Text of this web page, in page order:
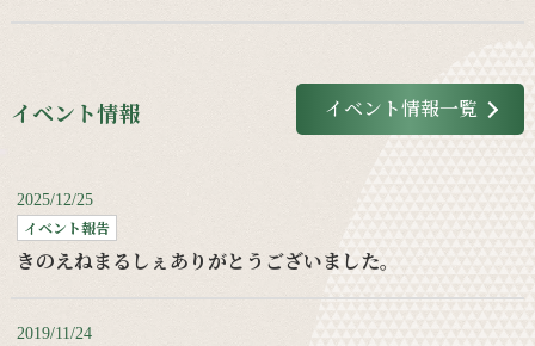
イベント情報 イベント情報一覧
2025/12/25
イベント報告
きのえねまるしぇありがとうございました。
2019/11/24